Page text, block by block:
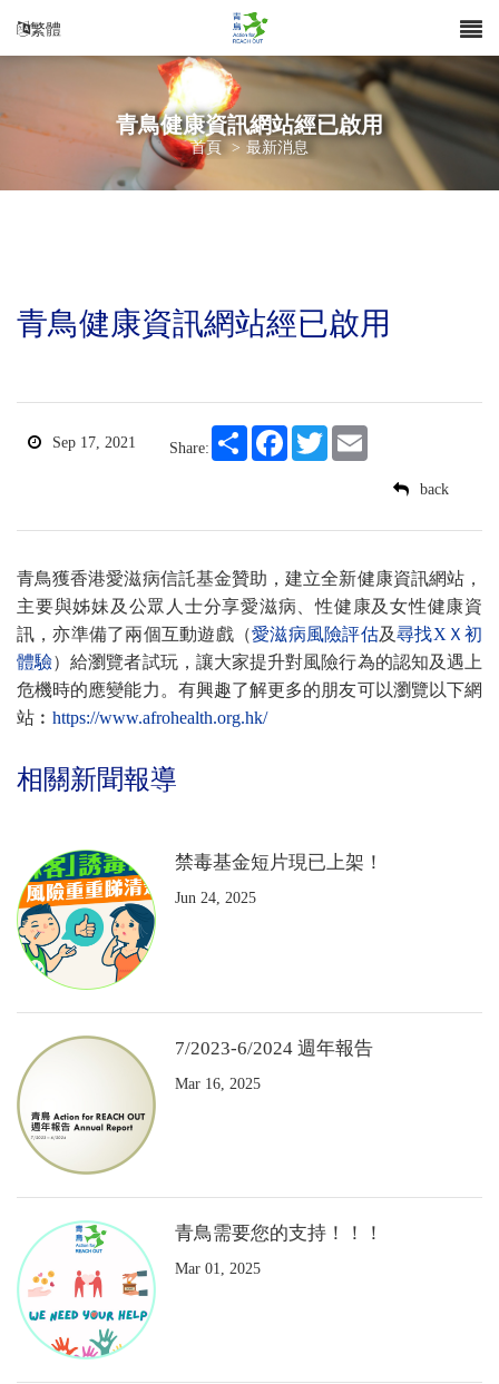
繁體
青鳥健康資訊網站經已啟用
首頁 > 最新消息
青鳥健康資訊網站經已啟用
Sep 17, 2021 Share:
Share FacebookTwitterEmail
back
青鳥獲香港愛滋病信託基金贊助，建立全新健康資訊網站，
主要與姊妹及公眾人士分享愛滋病、性健康及女性健康資
訊，亦準備了兩個互動遊戲（愛滋病風險評估及尋找XＸ初
體驗）給瀏覽者試玩，讓大家提升對風險行為的認知及遇上
危機時的應變能力。有興趣了解更多的朋友可以瀏覽以下網
站︰ https://www.afrohealth.org.hk/
相關新聞報導
禁毒基金短片現已上架！
Jun 24, 2025
7/2023-6/2024 週年報告
Mar 16, 2025
青鳥需要您的支持！！！
Mar 01, 2025